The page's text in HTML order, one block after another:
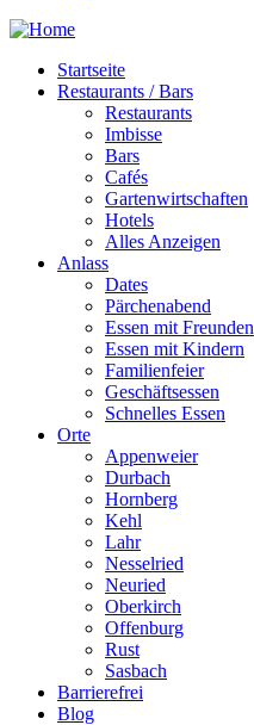
Startseite
Restaurants / Bars
Restaurants
Imbisse
Bars
Cafés
Gartenwirtschaften
Hotels
Alles Anzeigen
Anlass
Dates
Pärchenabend
Essen mit Freunden
Essen mit Kindern
Familienfeier
Geschäftsessen
Schnelles Essen
Orte
Appenweier
Durbach
Hornberg
Kehl
Lahr
Nesselried
Neuried
Oberkirch
Offenburg
Rust
Sasbach
Barrierefrei
Blog